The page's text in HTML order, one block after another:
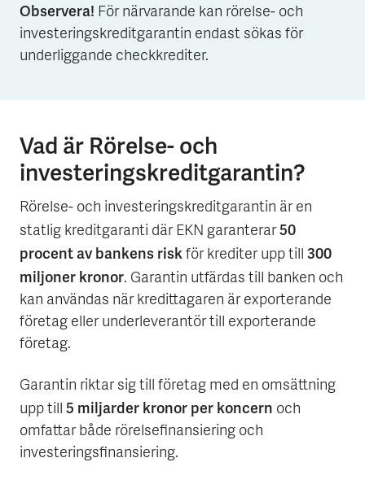
Observera! För närvarande kan rörelse- och
investeringskreditgarantin endast sökas för
underliggande checkkrediter.
Vad är Rörelse- och
investeringskreditgarantin?
Rörelse- och investeringskreditgarantin är en
statlig kreditgaranti där EKN garanterar50
procent av bankens riskför krediter upp till 300
miljoner kronor. Garantin utfärdas till banken och
kan användas när kredittagaren är exporterande
företag eller underleverantör till exporterande
företag.
Garantin riktar sig till företag med en omsättning
upp till 5 miljarder kronor per koncern och
omfattar både rörelsefinansiering och
investeringsfinansiering.